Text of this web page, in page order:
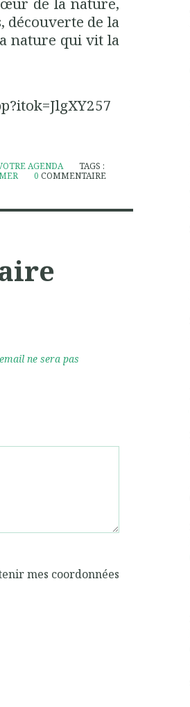
découverte de la
nature qui vit la
AGENDA
TAGS :
0 COMMENTAIRE
ne sera pas
mes coordonnées